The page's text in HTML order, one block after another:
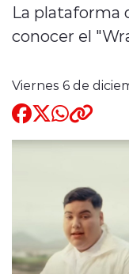
Entrevistas
La plataforma
conocer el
Viernes 6 de